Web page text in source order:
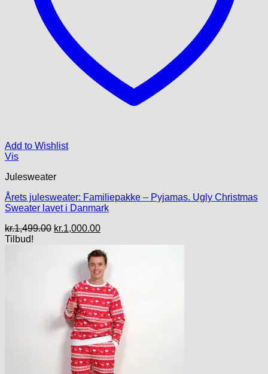
Add to Wishlist
Vis
Julesweater
Årets julesweater: Familiepakke – Pyjamas. Ugly Christmas
Sweater lavet i Danmark
kr.1,499.00 Den
kr.1,499.00.
kr.1,000.00Den
pris
er:
kr.1,000.00.
Tilbud!